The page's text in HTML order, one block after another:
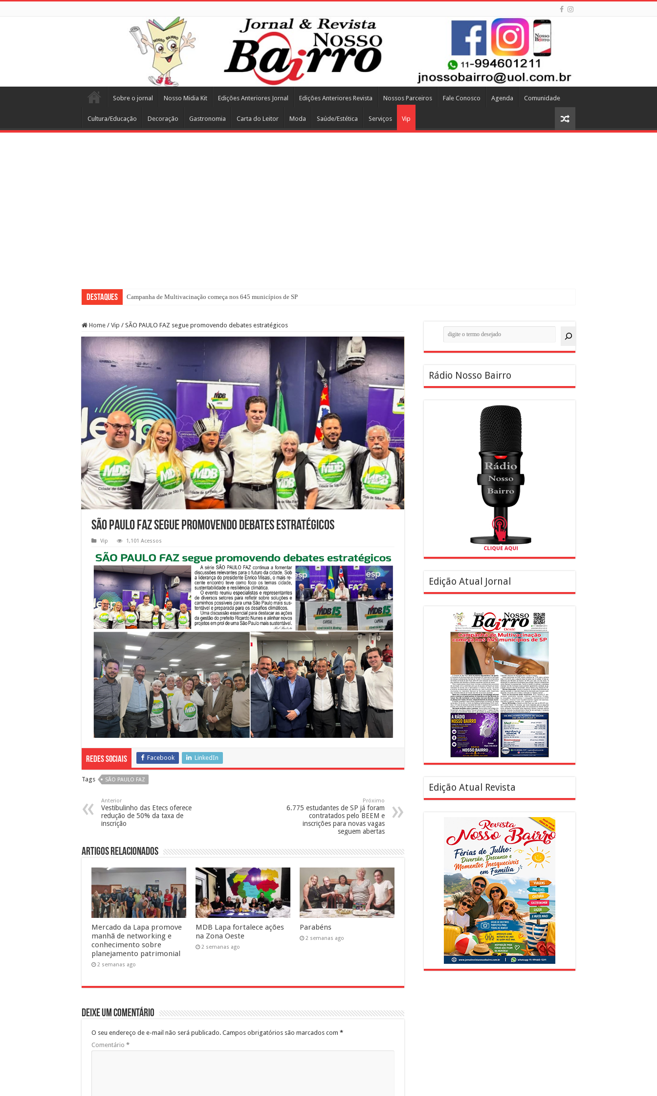
Sobre o jornal Nosso Midia Kit Edições Anteriores Jornal Edições Anteriores Revista Nossos Parceiros Fale Conosco Agenda Comunidade
Cultura/Educação Decoração Gastronomia Carta do Leitor Moda Saúde/Estética Serviços Vip
Destaques Campanha de Multivacinação começa nos 645 municípios de SP
Home / Vip / SÃO PAULO FAZ segue promovendo debates estratégicos
SÃO PAULO FAZ segue promovendo debates estratégicos
Vip 1,101 Acessos
Redes Sociais Facebook LinkedIn
Tags SÃO PAULO FAZ
Anterior
Vestibulinho das Etecs oferece
redução de 50% da taxa de
inscrição
Próximo
6.775 estudantes de SP já foram
contratados pelo BEEM e
inscrições para novas vagas
seguem abertas
Artigos Relacionados
Mercado da Lapa promove
manhã de networking e
conhecimento sobre
planejamento patrimonial
2 semanas ago
MDB Lapa fortalece ações
na Zona Oeste
2 semanas ago
Parabéns
2 semanas ago
Deixe um comentário
O seu endereço de e-mail não será publicado. Campos obrigatórios são marcados com *
Comentário *
Pesquisar
Rádio Nosso Bairro
Edição Atual Jornal
Edição Atual Revista